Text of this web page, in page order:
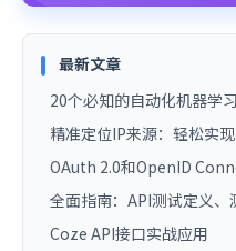
最新文章
20个必知的自动化机器学
精准定位IP来源：轻松实
OAuth 2.0和OpenID
全面指南：API测试定义
Coze API接口实战应用